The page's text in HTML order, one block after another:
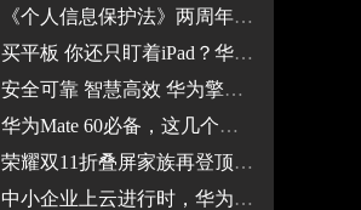
《个人信息保护法》两周年，华为云空间为数据安全保驾护航
买平板 你还只盯着iPad？华为MatePad家族满足你所有需求
安全可靠 智慧高效 华为擎云 G540使用体验
华为Mate 60必备，这几个保护隐私的设置太实用了
荣耀双11折叠屏家族再登顶 高端市场与华为苹果三足鼎立
中小企业上云进行时，华为云双11营销季正式启动